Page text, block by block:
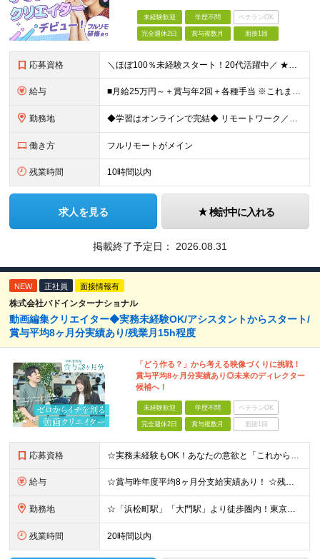
未経験歓迎 学歴不問 ベテランOK
完全週休2日 賞与複数月 面接1回
応募資格 ＼ほぼ100％未経験スタート！20代活躍中／ ★未経験OK ★学歴不問／第二新卒歓迎 ★35歳以下の方（若年層の長期キャリア形成を図るため） ＜こんな方は大歓迎！＞ ・YouTubeやTikTokな
給与 ■月給25万円～＋賞与年2回＋各種手当 ※これまでの経験・スキル・前職の給与を考慮して決定します ※上記には、固定残業代（月20時間分／32,500円～）が含まれます ＜研修期間（7ヶ月～最大10ヶ
勤務地 ◆学習はオンラインで完結◆ リモートワーク／フルリモート案件あり・転勤なし ◇本社(秋葉原)または一都三県のクライアント先 ※勤務地につきましては、ご相談の上で配属 ＜本社＞ ◇東京都台東区台東1
働き方 フルリモートがメイン
残業時間 10時間以内
求人を見る 検討中に入れる
掲載終了予定日： 2026.08.31
NEW 正社員 面接情報有
株式会社バドインターナショナル
動画編集クリエイター◆実務未経験OK/アシスタントからスタート/
賞与平均8ヶ月分実績あり/残業月15h程度
「どう作る？」から考える映像づくりに挑戦！
賞与平均8ヶ月分実績あり◎未来のディレクター
候補へ！
未経験歓迎 学歴不問 ベテランOK
完全週休2日 賞与複数月 面接1回
応募資格 ☆実務未経験もOK！あなたの意欲と「これから」を重視した積極採用を行います！ ●Adobe Premiere ProおよびAfter Effectsの使用経験 ∟学校での学習や独学・趣味レベルでもOK
給与 ☆賞与昨年度平均8ヶ月分支給実績あり！ ☆残業代全額支給＆残業月15h程度でプライベートも給与も安定！ ☆賞与支給実績が充実しており、頑張りはしっかり還元されます！ 月給21万円～23万円＋残業代全額
勤務地 ☆「浜松町駅」「大門駅」より徒歩圏内！東京湾が見える綺麗なオフィス！ 《本社》東京都港区海岸1-11-1 ニューピア竹芝ノースタワー5階
残業時間 20時間以内